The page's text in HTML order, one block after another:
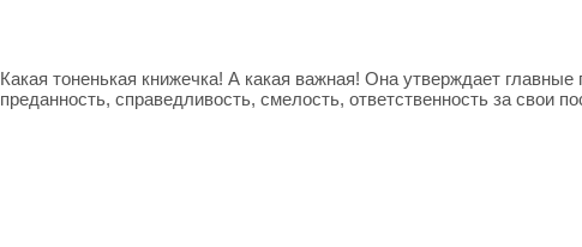
Какая тоненькая книжечка! А какая важная! Она утверждает
преданность, справедливость, смелость, ответственность за свои